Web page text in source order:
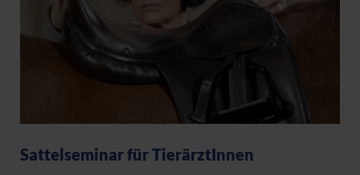
Sattelseminar für TierärztInnen